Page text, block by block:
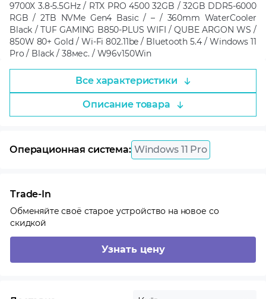
9700X 3.8-5.5GHz / RTX PRO 4500 32GB / 32GB DDR5-6000
RGB / 2TB NVMe Gen4 Basic / – / 360mm WaterCooler
Black / TUF GAMING B850-PLUS WIFI / QUBE ARGON WS /
850W 80+ Gold / Wi-Fi 802.11be / Bluetooth 5.4 / Windows 11
Pro / Black / 38мес. / W96v150Win
Все характеристики
Описание товара
Операционная система: Windows 11 Pro
Trade-In
Обменяйте своё старое устройство на новое со
скидкой
Узнать цену